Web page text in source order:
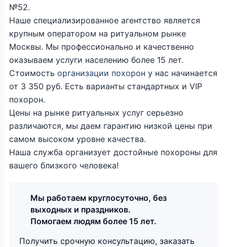
№52.
Наше специализированное агентство является
крупным оператором на ритуальном рынке
Москвы. Мы профессионально и качественно
оказываем услуги населению более 15 лет.
Стоимость организации похорон у нас начинается
от 3 350 руб. Есть варианты стандартных и VIP
похорон.
Цены на рынке ритуальных услуг серьезно
различаются, мы даем гарантию низкой цены при
самом высоком уровне качества.
Наша служба организует достойные похороны для
вашего близкого человека!
Мы работаем круглосуточно, без
выходных и праздников.
Помогаем людям более 15 лет.
Получить срочную консультацию, заказать